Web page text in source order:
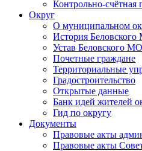
Контрольно-счётная
Округ
О муниципальном
История
Устав Беловского МО
Почетные граждане
Территориальные
Градостроительство
Открытые данные
Банк идей жителей
Гид по округу
Документы
Правовые акты
Правовые акты